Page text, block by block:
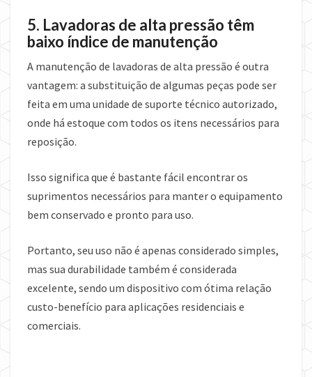
5. Lavadoras de alta pressão têm
baixo índice de manutenção
A manutenção de lavadoras de alta pressão é outra
vantagem: a substituição de algumas peças pode ser
feita em uma unidade de suporte técnico autorizado,
onde há estoque com todos os itens necessários para
reposição.
Isso significa que é bastante fácil encontrar os
suprimentos necessários para manter o equipamento
bem conservado e pronto para uso.
Portanto, seu uso não é apenas considerado simples,
mas sua durabilidade também é considerada
excelente, sendo um dispositivo com ótima relação
custo-benefício para aplicações residenciais e
comerciais.